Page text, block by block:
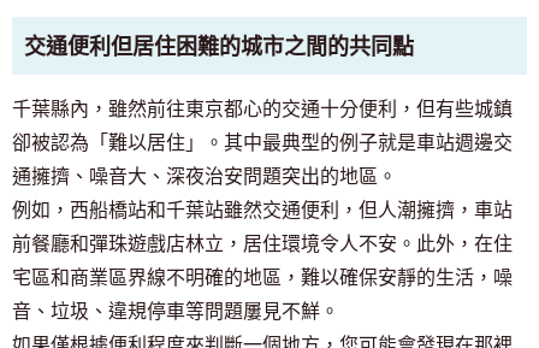
交通便利但居住困難的城市之間的共同點
千葉縣內，雖然前往東京都心的交通十分便利，但有些城鎮
卻被認為「難以居住」。其中最典型的例子就是車站週邊交
通擁擠、噪音大、深夜治安問題突出的地區。
例如，西船橋站和千葉站雖然交通便利，但人潮擁擠，車站
前餐廳和彈珠遊戲店林立，居住環境令人不安。此外，在住
宅區和商業區界線不明確的地區，難以確保安靜的生活，噪
音、垃圾、違規停車等問題屢見不鮮。